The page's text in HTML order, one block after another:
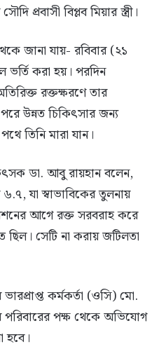
প্রবাসী বিপ্লব মিয়ার স্ত্রী।
জানা যায়- রবিবার (২১
ভর্তি করা হয়। পরদিন
রক্তক্ষরণে তার
উন্নত চিকিৎসার জন্য
তিনি মারা যান।
ডা. আবু রায়হান বলেন,
যা স্বাভাবিকের তুলনায়
আগে রক্ত সরবরাহ করে
ছিল। সেটি না করায় জটিলতা
কর্মকর্তা (ওসি) মো.
পরিবারের পক্ষ থেকে অভিযোগ
হবে।